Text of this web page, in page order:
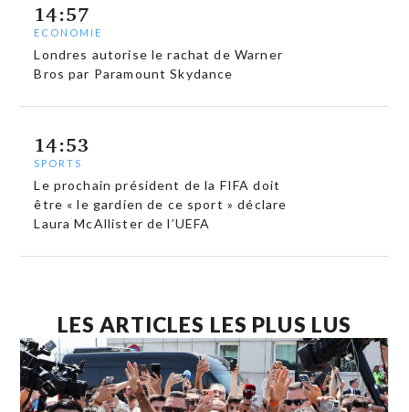
14:57
ECONOMIE
Londres autorise le rachat de Warner
Bros par Paramount Skydance
14:53
SPORTS
Le prochain président de la FIFA doit
être « le gardien de ce sport » déclare
Laura McAllister de l’UEFA
LES ARTICLES LES PLUS LUS